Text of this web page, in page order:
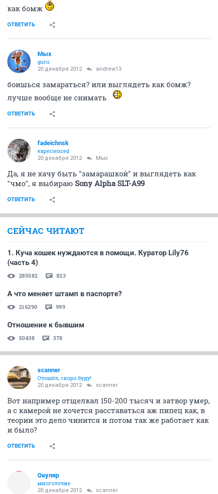
как бомж
ОТВЕТИТЬ
Мых
guru
20 декабря 2012 andrew13
боишься замараться? или выглядеть как бомж?
лучше вообще не снимать
ОТВЕТИТЬ
fadeichnsk
experienced
20 декабря 2012 Мых
Да, я не хачу быть "замарашкой" и выглядеть как
"чмо", я выбираю Sony Alpha SLT-A99
ОТВЕТИТЬ
СЕЙЧАС ЧИТАЮТ
1. Куча кошек нуждаются в помощи. Куратор Lily76
(часть 4)
285582 823
А что меняет штамп в паспорте?
216290 999
Отношение к бывшим
50438 378
scanner
Отошёл, скоро буду!
20 декабря 2012 scanner
Вот например отщелкал 150-200 тысяч и затвор умер,
а с камерой не хочется расставаться аж пипец как, в
теории это дело чинится и потом так же работает как
и было?
ОТВЕТИТЬ
Окуляр
многоточие
20 декабря 2012 scanner